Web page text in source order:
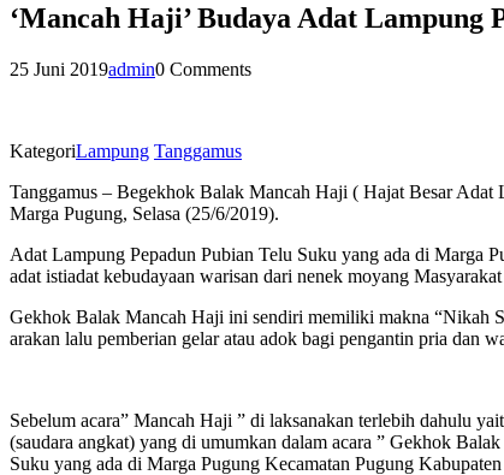
‘Mancah Haji’ Budaya Adat Lampung
25 Juni 2019admin0 Comments
KategoriLampung Tanggamus
Tanggamus – Begekhok Balak Mancah Haji ( Hajat Besar Adat
Marga Pugung, Selasa (25/6/2019).
Adat Lampung Pepadun Pubian Telu Suku yang ada di Marga
adat istiadat kebudayaan warisan dari nenek moyang
Gekhok Balak Mancah Haji ini sendiri memiliki makna “Nikah
arakan lalu pemberian gelar atau adok bagi pengantin pria dan
Sebelum acara” Mancah Haji ” di laksanakan terlebih dahulu
(saudara angkat) yang di umumkan dalam acara ” Gekhok
Suku yang ada di Marga Pugung Kecamatan Pugung